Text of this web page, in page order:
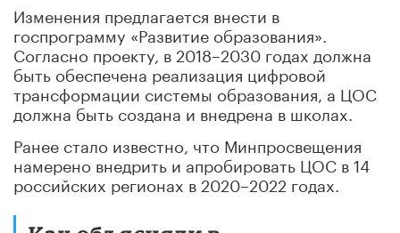
Изменения предлагается внести в
госпрограмму «Развитие образования».
Согласно проекту, в 2018–2030 годах должна
быть обеспечена реализация цифровой
трансформации системы образования, а ЦОС
должна быть создана и внедрена в школах.
Ранее стало известно, что Минпросвещения
намерено внедрить и апробировать ЦОС в 14
российских регионах в 2020–2022 годах.